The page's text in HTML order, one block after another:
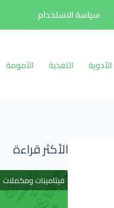
سياسة الاستخدام
الأدوية التغذية الأمومة
الأكثر قراءة
فيتامينات ومكملات